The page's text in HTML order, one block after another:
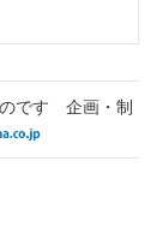
のです 企画・制